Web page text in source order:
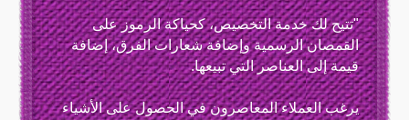
"تتيح لك خدمة التخصيص، كحياكة الرموز على
القمصان الرسمية وإضافة شعارات الفرق، إضافة
قيمة إلى العناصر التي تبيعها.
يرغب العملاء المعاصرون في الحصول على الأشياء